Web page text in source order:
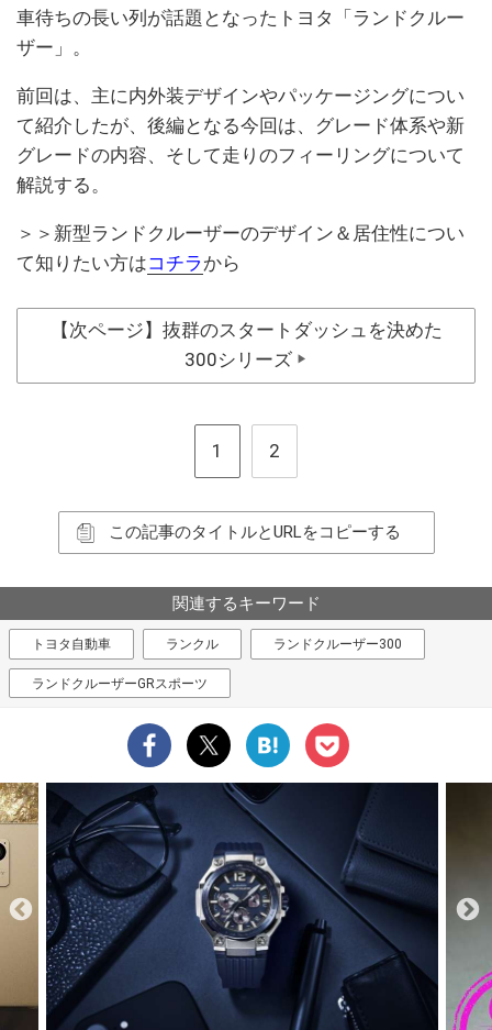
車待ちの長い列が話題となったトヨタ「ランドクルー
ザー」。
前回は、主に内外装デザインやパッケージングについ
て紹介したが、後編となる今回は、グレード体系や新
グレードの内容、そして走りのフィーリングについて
解説する。
＞＞新型ランドクルーザーのデザイン＆居住性につい
て知りたい方はコチラ から
【次ページ】抜群のスタートダッシュを決めた
300シリーズ ▶
1 2
この記事のタイトルとURLをコピーする
関連するキーワード
トヨタ自動車 ランクル ランドクルーザー300
ランドクルーザーGRスポーツ